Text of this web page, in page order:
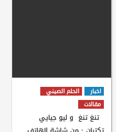
اخبار
الحلم الصيني
مقالات
تنغ تنغ و ليو جيايي